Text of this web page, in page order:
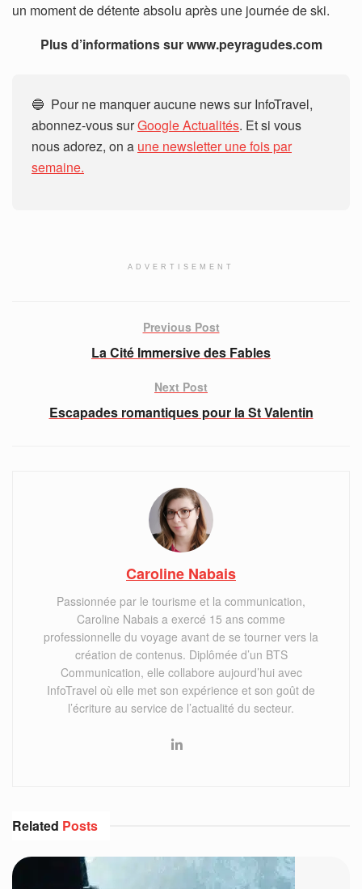
un moment de détente absolu après une journée de ski.
Plus d’informations sur www.peyragudes.com
🔵 Pour ne manquer aucune news sur InfoTravel,
abonnez-vous surGoogle Actualités. Et si vous
nous adorez, on a une newsletter une fois par
semaine.
ADVERTISEMENT
Previous Post
La Cité Immersive des Fables
Next Post
Escapades romantiques pour la St Valentin
Caroline Nabais
Passionnée par le tourisme et la communication,
Caroline Nabais a exercé 15 ans comme
professionnelle du voyage avant de se tourner vers la
création de contenus. Diplômée d’un BTS
Communication, elle collabore aujourd’hui avec
InfoTravel où elle met son expérience et son goût de
l’écriture au service de l’actualité du secteur.
Related Posts